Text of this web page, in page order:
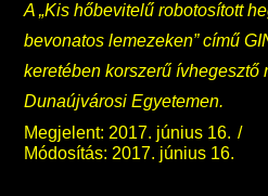
A „Kis hőbevitelű robotosított
bevonatos lemezeken” című
keretében korszerű ívhegesztő
Dunaújvárosi Egyetemen.
Megjelent: 2017. június 16.
Módosítás: 2017. június 16.